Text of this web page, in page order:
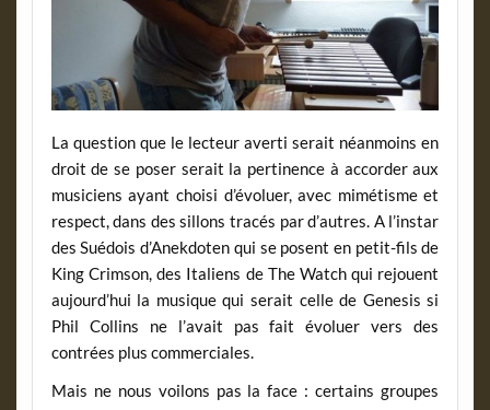
La question que le lecteur averti serait néanmoins en
droit de se poser serait la pertinence à accorder aux
musiciens ayant choisi d’évoluer, avec mimétisme et
respect, dans des sillons tracés par d’autres. A l’instar
des Suédois d’Anekdoten qui se posent en petit-fils de
King Crimson, des Italiens de The Watch qui rejouent
aujourd’hui la musique qui serait celle de Genesis si
Phil Collins ne l’avait pas fait évoluer vers des
contrées plus commerciales.
Mais ne nous voilons pas la face : certains groupes